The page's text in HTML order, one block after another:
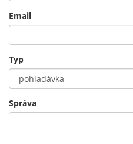
Email
Typ
Správa